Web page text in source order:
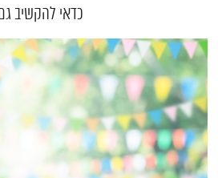
כדאי להקשיב